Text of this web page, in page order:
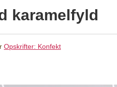
karamelfyld
Opskrifter: Konfekt